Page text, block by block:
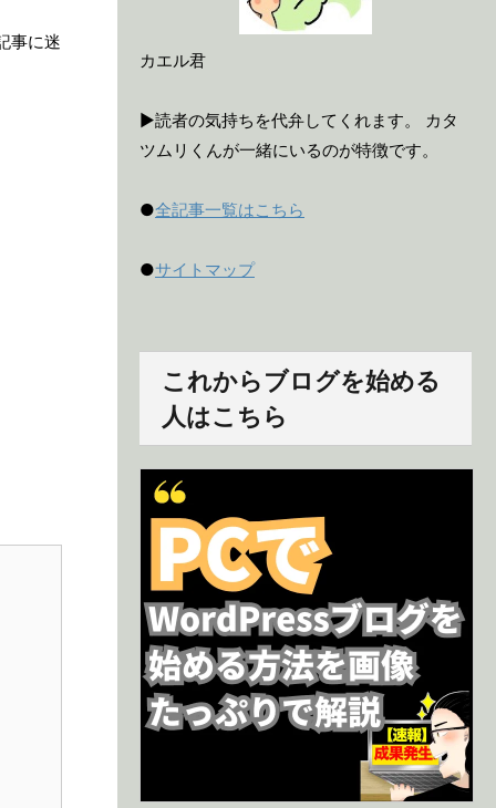
事に迷
カエル君
▶読者の気持ちを代弁してくれます。 カタ
ツムリくんが一緒にいるのが特徴です。
●全記事一覧はこちら
●サイトマップ
これからブログを始める
人はこちら